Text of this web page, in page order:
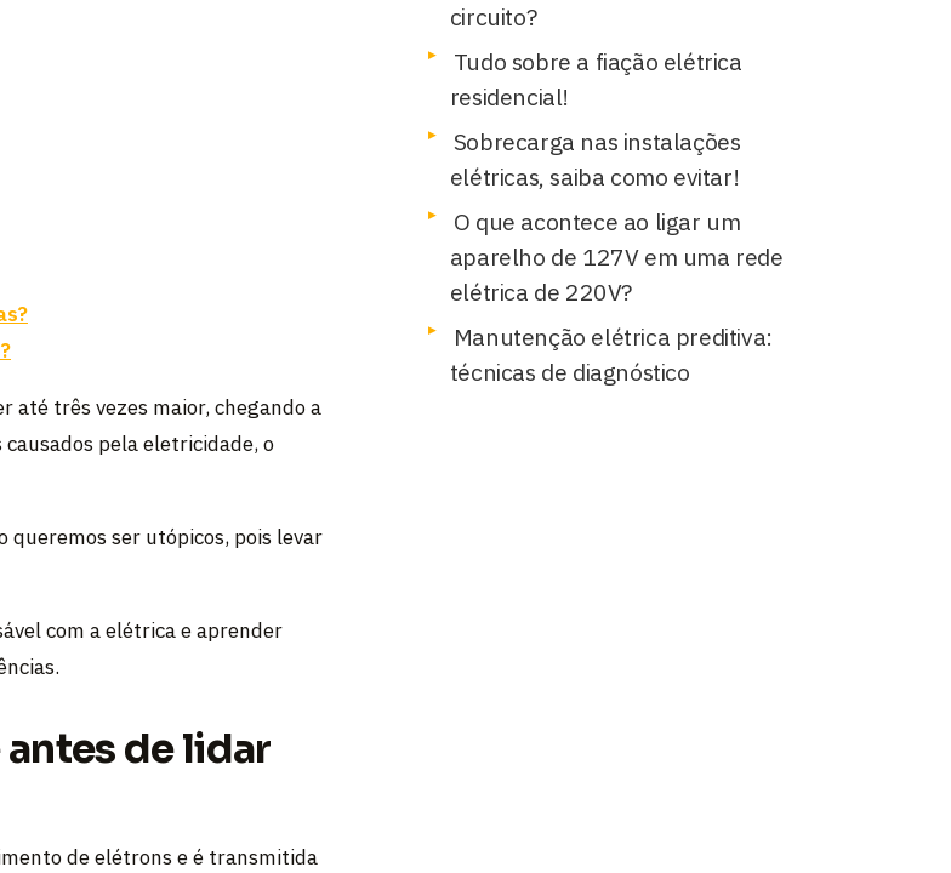
até três vezes maior, chegando a
pela eletricidade, o
queremos ser utópicos, pois levar
com a elétrica e aprender
de lidar
de elétrons e é transmitida
circuito?
Tudo sobre a fiação elétrica
residencial!
Sobrecarga nas instalações
elétricas, saiba como evitar!
O que acontece ao ligar um
aparelho de 127V em uma rede
elétrica de 220V?
Manutenção elétrica preditiva:
técnicas de diagnóstico